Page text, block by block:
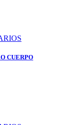
CUERPO